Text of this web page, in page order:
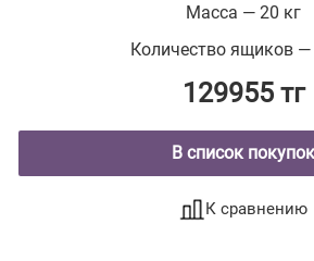
Масса — 20 кг
Количество ящиков
129955 тг
В список покупок
К сравнению